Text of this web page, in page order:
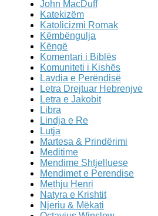
John MacDuff
Katekizëm
Katolicizmi Romak
Këmbëngulja
Këngë
Komentari i Biblës
Komuniteti i Kishës
Lavdia e Perëndisë
Letra Drejtuar Hebrenjve
Letra e Jakobit
Libra
Lindja e Re
Lutja
Martesa & Prindërimi
Meditime
Mendime Shtjelluese
Mendimet e Perendise
Methju Henri
Natyra e Krishtit
Njeriu & Mëkati